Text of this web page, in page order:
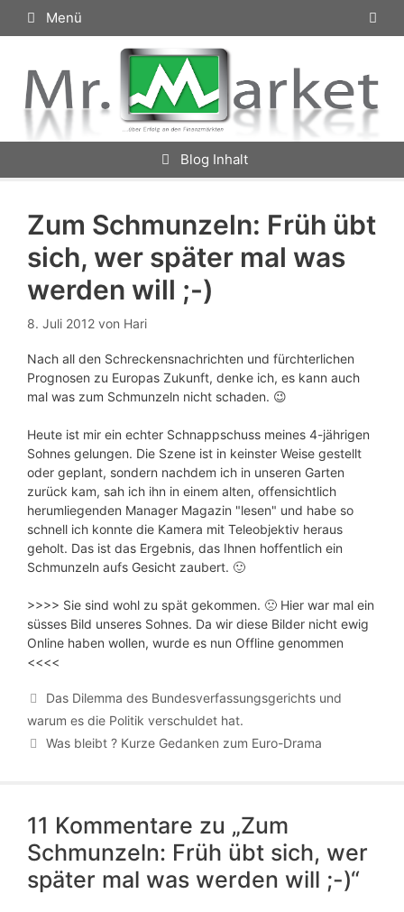
Inhalt
Menü
Blog Inhalt
Zum Schmunzeln: Früh übt
sich, wer später mal was
werden will ;-)
8. Juli 2012 von Hari
Nach all den Schreckensnachrichten und fürchterlichen
Prognosen zu Europas Zukunft, denke ich, es kann auch
mal was zum Schmunzeln nicht schaden. 😉
Heute ist mir ein echter Schnappschuss meines 4-jährigen
Sohnes gelungen. Die Szene ist in keinster Weise gestellt
oder geplant, sondern nachdem ich in unseren Garten
zurück kam, sah ich ihn in einem alten, offensichtlich
herumliegenden Manager Magazin "lesen" und habe so
schnell ich konnte die Kamera mit Teleobjektiv heraus
geholt. Das ist das Ergebnis, das Ihnen hoffentlich ein
Schmunzeln aufs Gesicht zaubert. 🙂
>>>> Sie sind wohl zu spät gekommen. 🙁 Hier war mal ein
süsses Bild unseres Sohnes. Da wir diese Bilder nicht ewig
Online haben wollen, wurde es nun Offline genommen
<<<<
Das Dilemma des Bundesverfassungsgerichts und
warum es die Politik verschuldet hat.
Was bleibt ? Kurze Gedanken zum Euro-Drama
11 Kommentare zu „Zum
Schmunzeln: Früh übt sich, wer
später mal was werden will ;-)“